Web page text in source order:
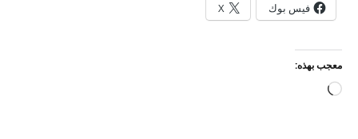
فيس بوك X
معجب بهذه:
جاري